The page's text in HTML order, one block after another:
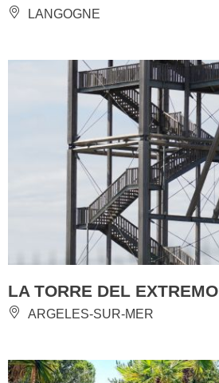
LANGOGNE
LA TORRE DEL EXTREMO
ARGELES-SUR-MER